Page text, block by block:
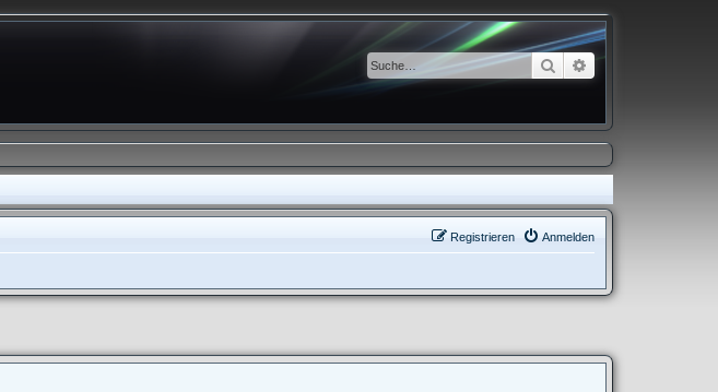
Suche Erweiterte Suche
Anmelden
Registrieren